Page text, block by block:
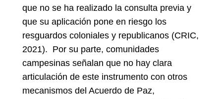
que no se ha realizado la consulta previa y
que su aplicación pone en riesgo los
resguardos coloniales y republicanos (CRIC,
2021). Por su parte, comunidades
campesinas señalan que no hay clara
articulación de este instrumento con otros
mecanismos del Acuerdo de Paz,